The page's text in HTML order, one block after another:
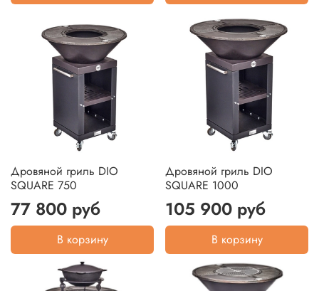
Дровяной гриль DIO
SQUARE 750
77 800 руб
В корзину
Дровяной гриль DIO
SQUARE 1000
105 900 руб
В корзину